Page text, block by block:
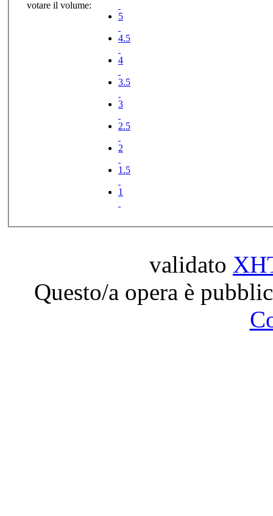
votare il volume:
5
4.5
4
3.5
3
2.5
2
1.5
1
validato
Questo/a opera è